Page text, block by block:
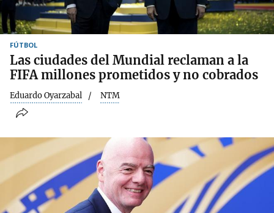
FÚTBOL
Las ciudades del Mundial reclaman a la
FIFA millones prometidos y no cobrados
Eduardo Oyarzabal NTM